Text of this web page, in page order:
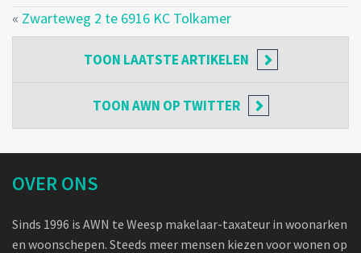
« Zwarteweg 2 te 6916 KC Tolkamer
TOON LAATSTE ARTIKELEN
TOONAWN OP TWITTER
OVER ONS
Sinds 1996 is AWN te Weesp makelaar-taxateur in woonarken
en woonschepen. Steeds meer mensen kiezen voor wonen op